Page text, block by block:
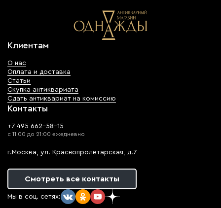
Клиентам
О нас
Оплата и доставка
Статьи
Скупка антиквариата
Сдать антиквариат на комиссию
Контакты
+7 495 662-58-15
с 11:00 до 21:00 ежедневно
г.Москва, ул. Краснопролетарская, д.7
Смотреть все контакты
Мы в соц. сетях: